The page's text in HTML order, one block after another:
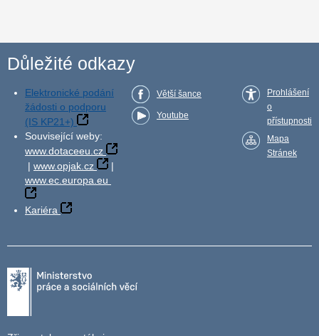
Důležité odkazy
Elektronické podání
žádosti o podporu
(IS KP21+)
Související weby:
www.dotaceeu.cz
| www.opjak.cz
|
www.ec.europa.eu
Kariéra
Větší šance
Youtube
Prohlášení
o
přístupnosti
Mapa
Stránek